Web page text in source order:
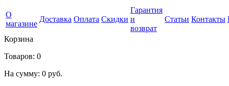
О
магазине
Доставка Оплата Скидки
Гарантия
и
возврат
Статьи Контакты
Корзина
Товаров: 0
На сумму: 0 руб.